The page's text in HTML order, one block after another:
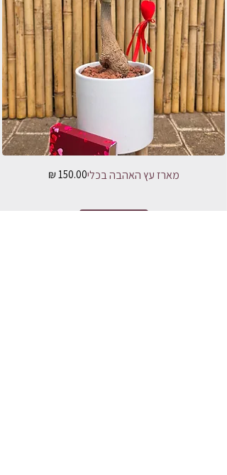
מארז עץ האהבה בכלימחיר